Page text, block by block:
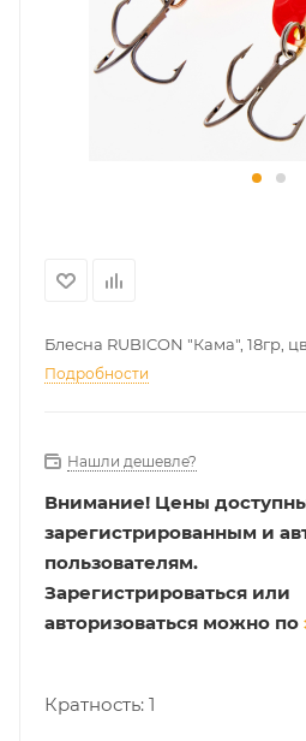
Блесна RUBICON "Кама", 18гр,
Подробности
Нашли дешевле?
Внимание! Цены
зарегистрированным и
пользователям.
Зарегистрироваться или
авторизоваться можно по
Кратность: 1